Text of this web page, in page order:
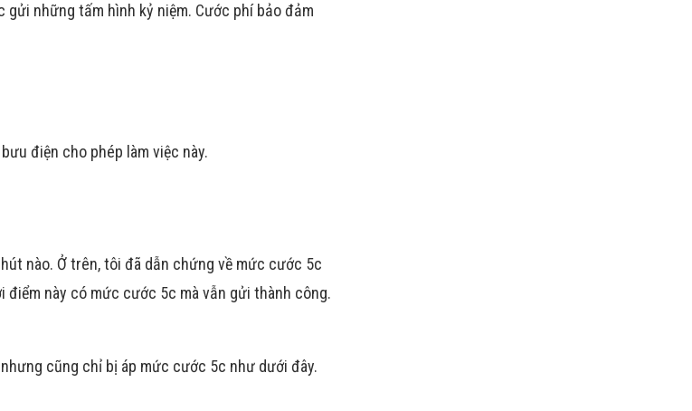
những tấm hình kỷ niệm. Cước phí bảo đảm
điện cho phép làm việc này.
nào. Ở trên, tôi đã dẫn chứng về mức cước 5c
này có mức cước 5c mà vẫn gửi thành công.
cũng chỉ bị áp mức cước 5c như dưới đây.